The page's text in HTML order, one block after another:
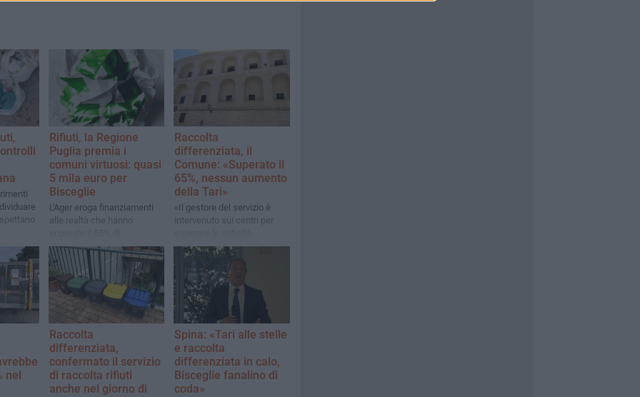
Rifiuti, la Regione
Puglia premia i
comuni virtuosi: quasi
5 mila euro per
Bisceglie
L'Ager eroga finanziamenti
alle realtà che hanno
differenziata: oltre 50 mila
per le vicine Trani e Molfetta
Raccolta
differenziata, il
Comune: «Superato il
65%, nessun aumento
della Tari»
«Il gestore del servizio è
intervenuto sui centri per
esistenti, nel rigoroso
rispetto dell'attività
dell'autorità giudiziaria»
nel
Raccolta
differenziata,
confermato il servizio
di raccolta rifiuti
anche nel giorno di
Spina: «Tari alle stelle
e raccolta
differenziata in calo,
Bisceglie fanalino di
coda»